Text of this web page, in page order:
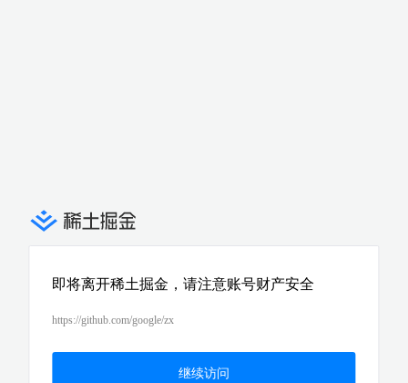
即将离开稀土掘金，请注意账号财产安全
https://github.com/google/zx
继续访问